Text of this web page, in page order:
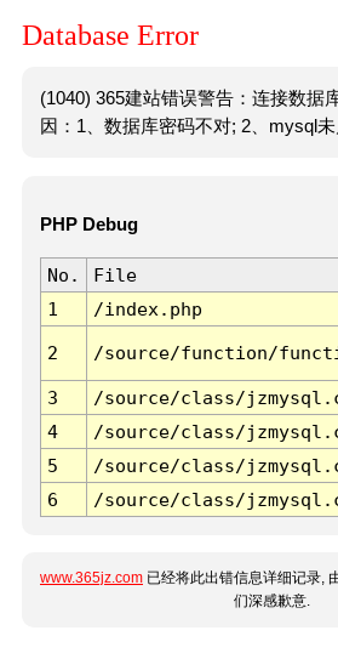
Database Error
(1040) 365建站错误警告：连接数据
因：1、数据库密码不对; 2、mysql未
PHP Debug
No. File
1
/index.php
2 /source/function/
3 /source/class/
4
/source/class/
5
/source/class/
6
/source/class/
www.365jz.com 已经将此出错信息详细记录,
们深感歉意.